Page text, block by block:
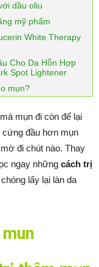
dầu oliu
mỹ phẩm
White Therapy
Cho Da Hỗn Hợp
Spot Lightener
mụn?
mụn đi còn để lại
đầu hơn mụn
đi chút nào. Thay
ngay những cách trị
lấy lại làn da